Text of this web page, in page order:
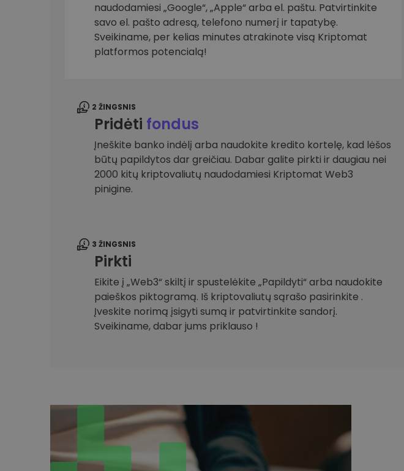
Investicijų tyrinėtojas
Rask savo kripto strategiją
naudodamiesi „Google“, „Apple“ arba el. paštu. Patvirtinkite
savo el. pašto adresą, telefono numerį ir tapatybę.
Sveikiname, per kelias minutes atrakinote visą Kriptomat
platformos potencialą!
2 ŽINGSNIS
Pridėti fondus
Įneškite banko indėlį arba naudokite kredito kortelę, kad lėšos
būtų papildytos dar greičiau. Dabar galite pirkti ir daugiau nei
2000 kitų kriptovaliutų naudodamiesi Kriptomat Web3
pinigine.
3 ŽINGSNIS
Pirkti
Eikite į „Web3“ skiltį ir spustelėkite „Papildyti“ arba naudokite
paieškos piktogramą. Iš kriptovaliutų sąrašo pasirinkite .
Įveskite norimą įsigyti sumą ir patvirtinkite sandorį.
Sveikiname, dabar jums priklauso !